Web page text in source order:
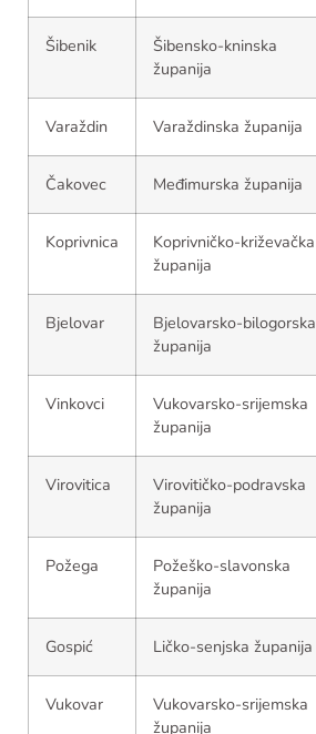
Šibenik
Šibensko-kninska
županija
Varaždin Varaždinska županija
Čakovec Međimurska županija
Koprivnica
Koprivničko-križevačka
županija
Bjelovar
Bjelovarsko-bilogorska
županija
Vinkovci
Vukovarsko-srijemska
županija
Virovitica
Virovitičko-podravska
županija
Požega
Požeško-slavonska
županija
Gospić Ličko-senjska županija
Vukovar
Vukovarsko-srijemska
županija